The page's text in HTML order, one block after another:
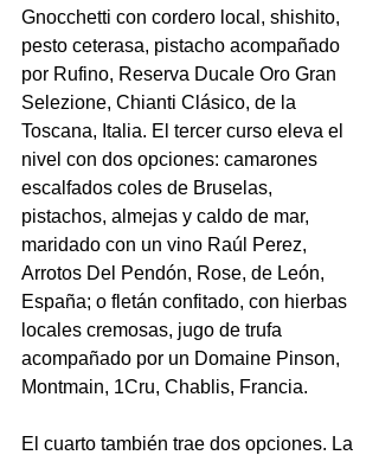
Gnocchetti con cordero local, shishito,
pesto ceterasa, pistacho acompañado
por Rufino, Reserva Ducale Oro Gran
Selezione, Chianti Clásico, de la
Toscana, Italia. El tercer curso eleva el
nivel con dos opciones: camarones
escalfados coles de Bruselas,
pistachos, almejas y caldo de mar,
maridado con un vino Raúl Perez,
Arrotos Del Pendón, Rose, de León,
España; o fletán confitado, con hierbas
locales cremosas, jugo de trufa
acompañado por un Domaine Pinson,
Montmain, 1Cru, Chablis, Francia.
El cuarto también trae dos opciones. La